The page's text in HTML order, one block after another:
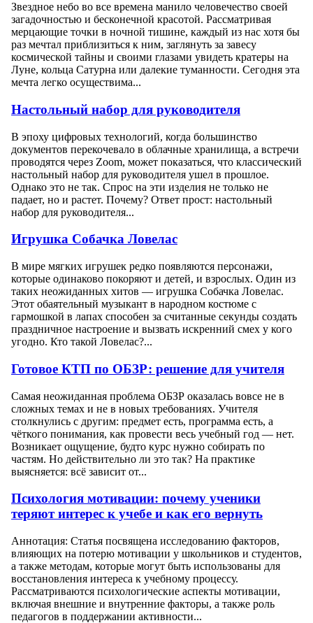
Звездное небо во все времена манило человечество своей
загадочностью и бесконечной красотой. Рассматривая
мерцающие точки в ночной тишине, каждый из нас хотя бы
раз мечтал приблизиться к ним, заглянуть за завесу
космической тайны и своими глазами увидеть кратеры на
Луне, кольца Сатурна или далекие туманности. Сегодня эта
мечта легко осуществима...
Настольный набор для руководителя
В эпоху цифровых технологий, когда большинство
документов перекочевало в облачные хранилища, а встречи
проводятся через Zoom, может показаться, что классический
настольный набор для руководителя ушел в прошлое.
Однако это не так. Спрос на эти изделия не только не
падает, но и растет. Почему? Ответ прост: настольный
набор для руководителя...
Игрушка Собачка Ловелас
В мире мягких игрушек редко появляются персонажи,
которые одинаково покоряют и детей, и взрослых. Один из
таких неожиданных хитов — игрушка Собачка Ловелас.
Этот обаятельный музыкант в народном костюме с
гармошкой в лапах способен за считанные секунды создать
праздничное настроение и вызвать искренний смех у кого
угодно. Кто такой Ловелас?...
Готовое КТП по ОБЗР: решение для учителя
Самая неожиданная проблема ОБЗР оказалась вовсе не в
сложных темах и не в новых требованиях. Учителя
столкнулись с другим: предмет есть, программа есть, а
чёткого понимания, как провести весь учебный год — нет.
Возникает ощущение, будто курс нужно собирать по
частям. Но действительно ли это так? На практике
выясняется: всё зависит от...
Психология мотивации: почему ученики
теряют интерес к учебе и как его вернуть
Аннотация: Статья посвящена исследованию факторов,
влияющих на потерю мотивации у школьников и студентов,
а также методам, которые могут быть использованы для
восстановления интереса к учебному процессу.
Рассматриваются психологические аспекты мотивации,
включая внешние и внутренние факторы, а также роль
педагогов в поддержании активности...